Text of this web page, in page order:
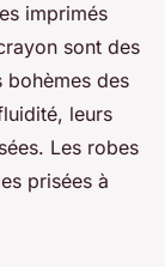
imprimés
sont des
bohèmes des
leurs
Les robes
prisées à